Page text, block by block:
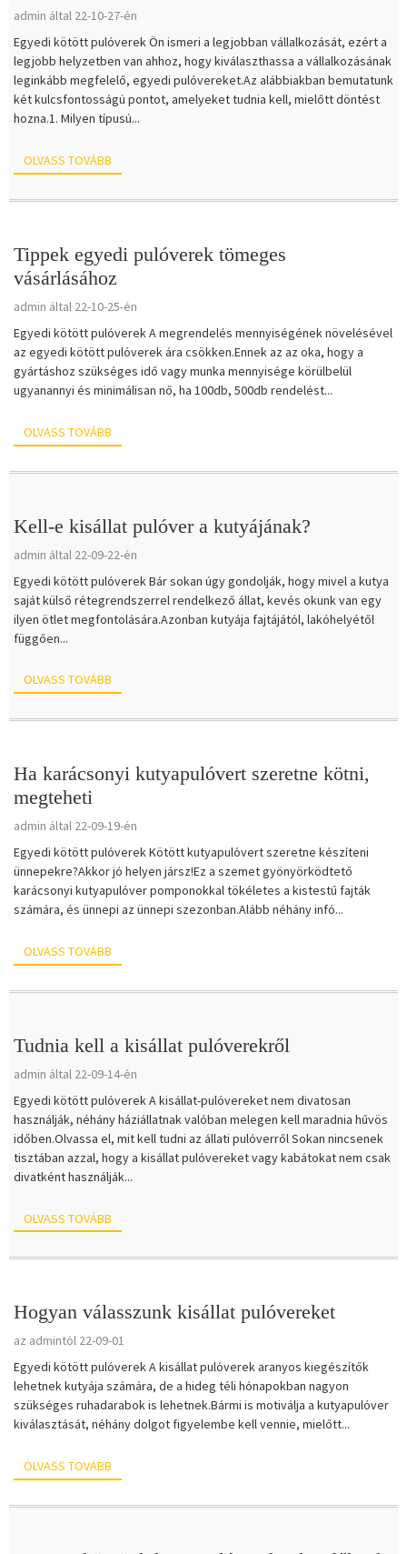
admin által 22-10-27-én
Egyedi kötött pulóverek Ön ismeri a legjobban vállalkozását, ezért a
legjobb helyzetben van ahhoz, hogy kiválaszthassa a vállalkozásának
leginkább megfelelő, egyedi pulóvereket.Az alábbiakban bemutatunk
két kulcsfontosságú pontot, amelyeket tudnia kell, mielőtt döntést
hozna.1. Milyen típusú...
OLVASS TOVÁBB
Tippek egyedi pulóverek tömeges
vásárlásához
admin által 22-10-25-én
Egyedi kötött pulóverek A megrendelés mennyiségének növelésével
az egyedi kötött pulóverek ára csökken.Ennek az az oka, hogy a
gyártáshoz szükséges idő vagy munka mennyisége körülbelül
ugyanannyi és minimálisan nő, ha 100db, 500db rendelést...
OLVASS TOVÁBB
Kell-e kisállat pulóver a kutyájának?
admin által 22-09-22-én
Egyedi kötött pulóverek Bár sokan úgy gondolják, hogy mivel a kutya
saját külső rétegrendszerrel rendelkező állat, kevés okunk van egy
ilyen ötlet megfontolására.Azonban kutyája fajtájától, lakóhelyétől
függően...
OLVASS TOVÁBB
Ha karácsonyi kutyapulóvert szeretne kötni,
megteheti
admin által 22-09-19-én
Egyedi kötött pulóverek Kötött kutyapulóvert szeretne készíteni
ünnepekre?Akkor jó helyen jársz!Ez a szemet gyönyörködtető
karácsonyi kutyapulóver pomponokkal tökéletes a kistestű fajták
számára, és ünnepi az ünnepi szezonban.Alább néhány infó...
OLVASS TOVÁBB
Tudnia kell a kisállat pulóverekről
admin által 22-09-14-én
Egyedi kötött pulóverek A kisállat-pulóvereket nem divatosan
használják, néhány háziállatnak valóban melegen kell maradnia hűvös
időben.Olvassa el, mit kell tudni az állati pulóverről Sokan nincsenek
tisztában azzal, hogy a kisállat pulóvereket vagy kabátokat nem csak
divatként használják...
OLVASS TOVÁBB
Hogyan válasszunk kisállat pulóvereket
az admintól 22-09-01
Egyedi kötött pulóverek A kisállat pulóverek aranyos kiegészítők
lehetnek kutyája számára, de a hideg téli hónapokban nagyon
szükséges ruhadarabok is lehetnek.Bármi is motiválja a kutyapulóver
kiválasztását, néhány dolgot figyelembe kell vennie, mielőtt...
OLVASS TOVÁBB